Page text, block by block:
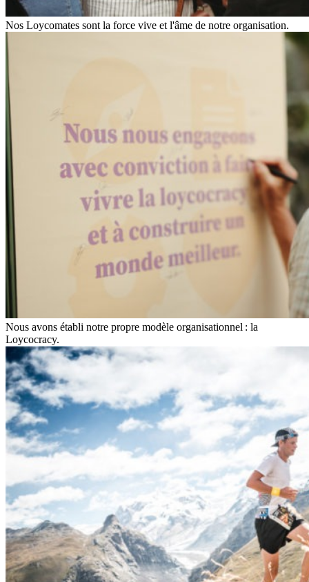
Nos Loycomates sont la force vive et l'âme de notre organisation.
Nous avons établi notre propre modèle organisationnel : la
Loycocracy.